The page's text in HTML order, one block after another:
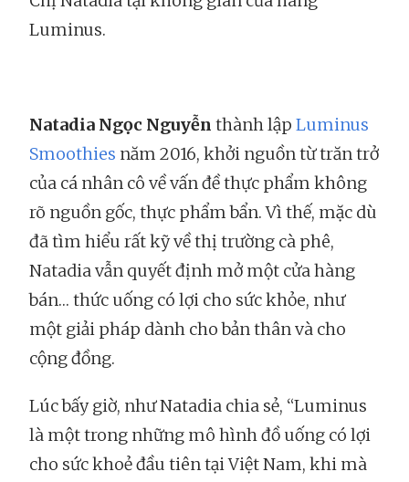
Luminus.
Natadia Ngọc Nguyễn thành lập Luminus
Smoothies năm 2016, khởi nguồn từ trăn trở
của cá nhân cô về vấn đề thực phẩm không
rõ nguồn gốc, thực phẩm bẩn. Vì thế, mặc dù
đã tìm hiểu rất kỹ về thị trường cà phê,
Natadia vẫn quyết định mở một cửa hàng
bán… thức uống có lợi cho sức khỏe, như
một giải pháp dành cho bản thân và cho
cộng đồng.
Lúc bấy giờ, như Natadia chia sẻ, “Luminus
là một trong những mô hình đồ uống có lợi
cho sức khoẻ đầu tiên tại Việt Nam, khi mà